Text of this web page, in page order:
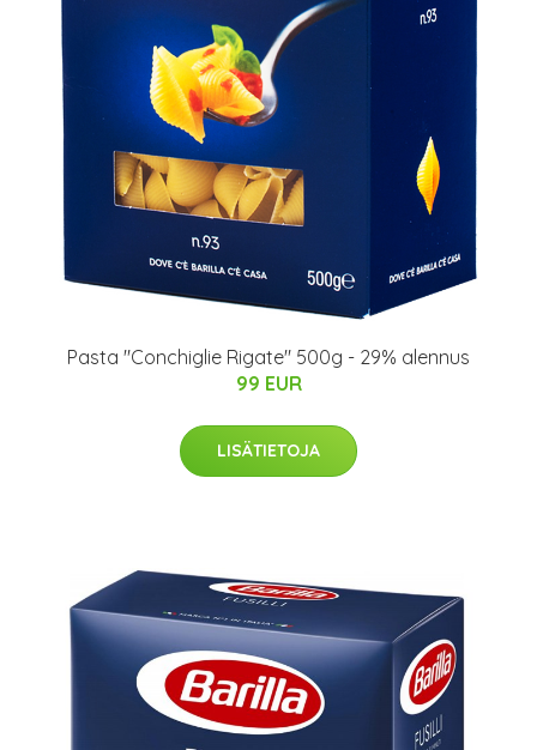
Pasta "Conchiglie Rigate" 500g - 29% alennus
99 EUR
LISÄTIETOJA